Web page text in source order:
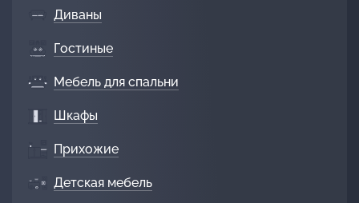
Диваны
Гостиные
Мебель для спальни
Шкафы
Прихожие
Детская мебель